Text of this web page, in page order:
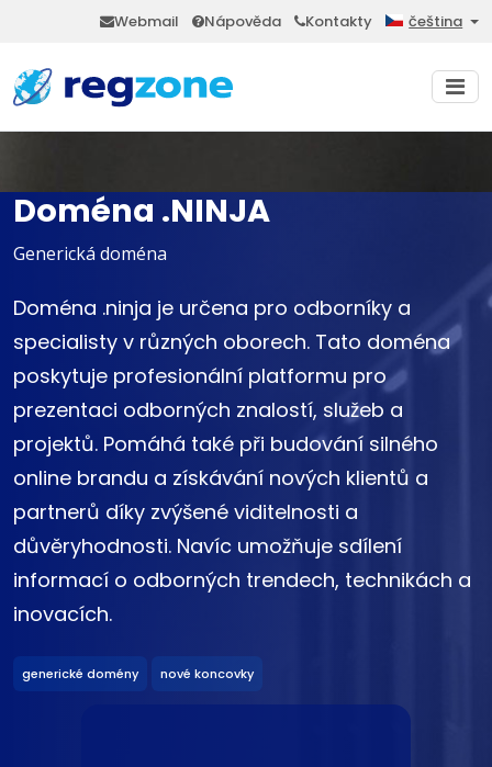
Webmail Nápověda Kontakty čeština
Doména .NINJA
Generická doména
Doména .ninja je určena pro odborníky a
specialisty v různých oborech. Tato doména
poskytuje profesionální platformu pro
prezentaci odborných znalostí, služeb a
projektů. Pomáhá také při budování silného
online brandu a získávání nových klientů a
partnerů díky zvýšené viditelnosti a
důvěryhodnosti. Navíc umožňuje sdílení
informací o odborných trendech, technikách a
inovacích.
generické domény nové koncovky